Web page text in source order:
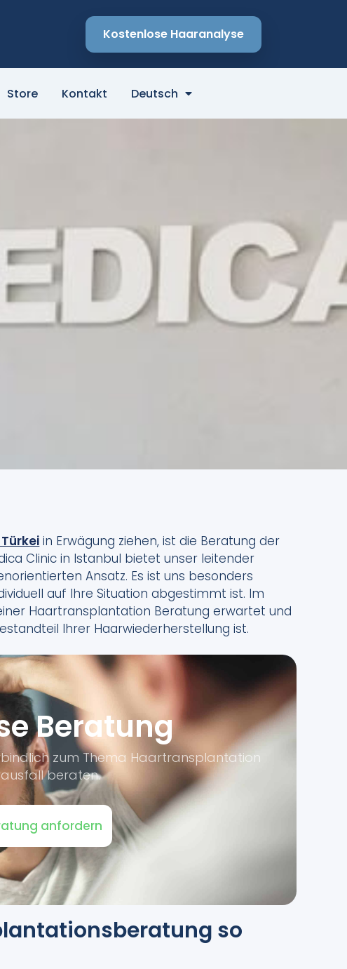
Kostenlose Haaranalyse
Store Kontakt Deutsch
in Erwägung ziehen, ist die Beratung der
Clinic in Istanbul bietet unser leitender
Ansatz. Es ist uns besonders
auf Ihre Situation abgestimmt ist. Im
Haartransplantation Beratung erwartet und
Ihrer Haarwiederherstellung ist.
Beratung
zum Thema Haartransplantation
beraten.
anfordern
so